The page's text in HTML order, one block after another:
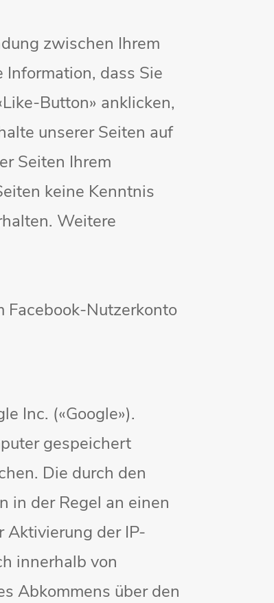
zwischen Ihrem
Information, dass Sie
Button» anklicken,
unserer Seiten auf
Seiten Ihrem
keine Kenntnis
Weitere
Facebook-Nutzerkonto
Inc. («Google»).
gespeichert
Die durch den
in der Regel an einen
Aktivierung der IP-
innerhalb von
Abkommens über den